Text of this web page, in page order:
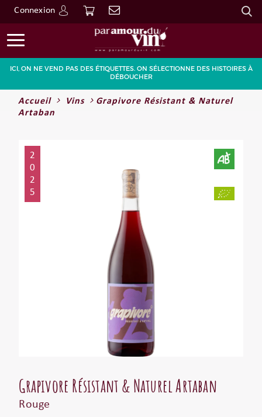
Connexion
Go
ICI, ON NE VEND PAS DES ÉTIQUETTES. ON SÉLECTIONNE DES HISTOIRES À
DÉBOUCHER
Accueil Vins
Grapivore Résistant & Naturel
Artaban
2
0
2
5
Grapivore Résistant & Naturel Artaban
Rouge